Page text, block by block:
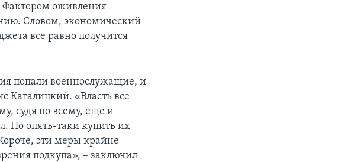
оживления
Словом, экономический
все равно получится
попали военнослужащие, и
Кагалицкий. «Власть все
судя по всему, еще и
Но опять-таки купить их
эти меры крайне
подкупа», – заключил